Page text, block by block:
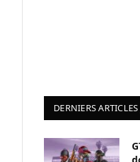
DERNIERS